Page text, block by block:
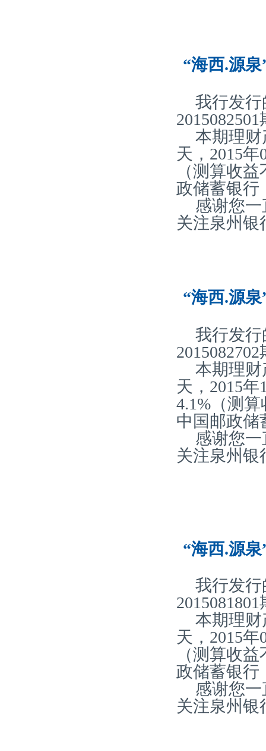
“海西.源
我行发行
本期理财
天，2015
（测算收
政储蓄银行
感谢您
关注泉州银
“海西.源
我行发行
本期理财
天，2015
4.1%（测
中国邮政储
感谢您
关注泉州银
“海西.源
我行发行
本期理财
天，2015
（测算收
政储蓄银行
感谢您
关注泉州银